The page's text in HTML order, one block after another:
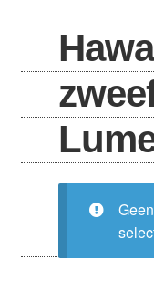
Loungesethoezen
Lounge dining
Kussentassen